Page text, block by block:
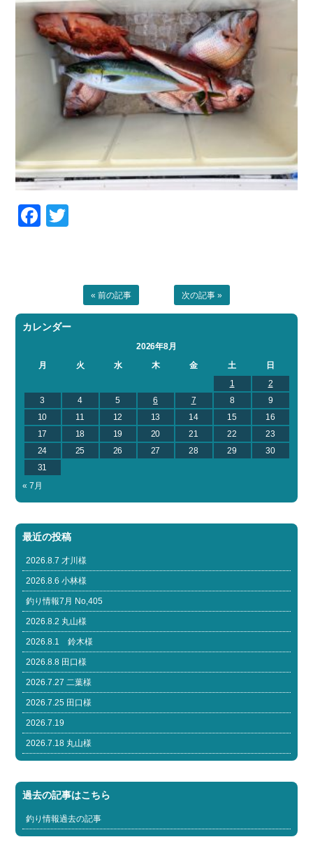
Facebook
« 前の記事 次の記事 »
カレンダー
2026年8月
月
火 水 木 金 土
日
1
2
3
4 5 6 7 8
9
10
11 12 13 14 15
16
17
18 19 20 21 22
23
24
25 26 27 28 29
30
31
« 7月
最近の投稿
2026.8.7 才川様
2026.8.6 小林様
釣り情報7月 No,405
2026.8.2 丸山様
2026.8.1 鈴木様
2026.8.8 田口様
2026.7.27 二葉様
2026.7.25 田口様
2026.7.19
2026.7.18 丸山様
過去の記事はこちら
釣り情報過去の記事